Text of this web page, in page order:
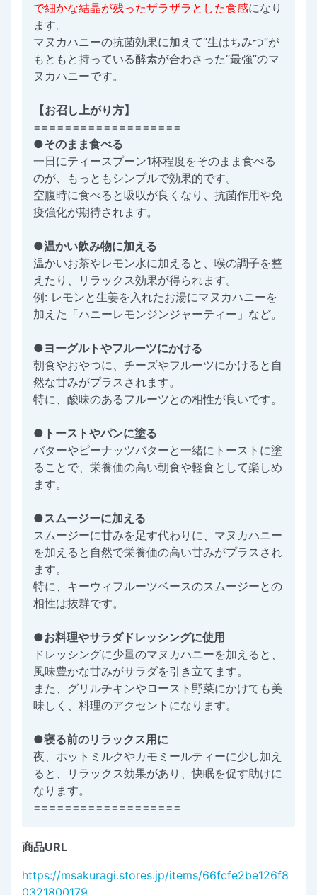
で細かな結晶が残ったザラザラとした食感になり
ます。
マヌカハニーの抗菌効果に加えて“生はちみつ”が
もともと持っている酵素が合わさった“最強”のマ
ヌカハニーです。
【お召し上がり方】
===================
●そのまま食べる
一日にティースプーン1杯程度をそのまま食べる
のが、もっともシンプルで効果的です。
空腹時に食べると吸収が良くなり、抗菌作用や免
疫強化が期待されます。
●温かい飲み物に加える
温かいお茶やレモン水に加えると、喉の調子を整
えたり、リラックス効果が得られます。
例: レモンと生姜を入れたお湯にマヌカハニーを
加えた「ハニーレモンジンジャーティー」など。
●ヨーグルトやフルーツにかける
朝食やおやつに、チーズやフルーツにかけると自
然な甘みがプラスされます。
特に、酸味のあるフルーツとの相性が良いです。
●トーストやパンに塗る
バターやピーナッツバターと一緒にトーストに塗
ることで、栄養価の高い朝食や軽食として楽しめ
ます。
●スムージーに加える
スムージーに甘みを足す代わりに、マヌカハニー
を加えると自然で栄養価の高い甘みがプラスされ
ます。
特に、キーウィフルーツベースのスムージーとの
相性は抜群です。
●お料理やサラダドレッシングに使用
ドレッシングに少量のマヌカハニーを加えると、
風味豊かな甘みがサラダを引き立てます。
また、グリルチキンやロースト野菜にかけても美
味しく、料理のアクセントになります。
●寝る前のリラックス用に
夜、ホットミルクやカモミールティーに少し加え
ると、リラックス効果があり、快眠を促す助けに
なります。
===================
商品URL
https://msakuragi.stores.jp/items/66fcfe2be126f8